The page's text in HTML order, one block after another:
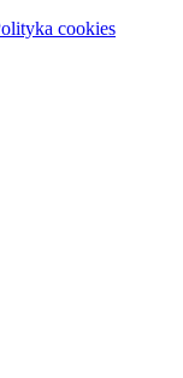
cookies